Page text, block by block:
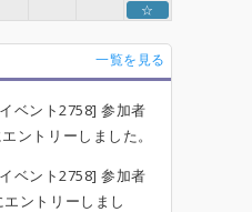
☆
一覧を見る
ベント2758] 参加者
ントリーしました。
ベント2758] 参加者
ントリーしまし